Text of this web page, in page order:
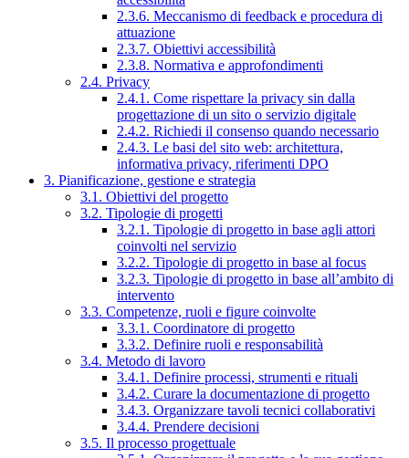
2.3.6. Meccanismo di feedback e procedura di
attuazione
2.3.7. Obiettivi accessibilità
2.3.8. Normativa e approfondimenti
2.4. Privacy
2.4.1. Come rispettare la privacy sin dalla
progettazione di un sito o servizio digitale
2.4.2. Richiedi il consenso quando necessario
2.4.3. Le basi del sito web: architettura,
informativa privacy, riferimenti DPO
3. Pianificazione, gestione e strategia
3.1. Obiettivi del progetto
3.2. Tipologie di progetti
3.2.1. Tipologie di progetto in base agli attori
coinvolti nel servizio
3.2.2. Tipologie di progetto in base al focus
3.2.3. Tipologie di progetto in base all’ambito di
intervento
3.3. Competenze, ruoli e figure coinvolte
3.3.1. Coordinatore di progetto
3.3.2. Definire ruoli e responsabilità
3.4. Metodo di lavoro
3.4.1. Definire processi, strumenti e rituali
3.4.2. Curare la documentazione di progetto
3.4.3. Organizzare tavoli tecnici collaborativi
3.4.4. Prendere decisioni
3.5. Il processo progettuale